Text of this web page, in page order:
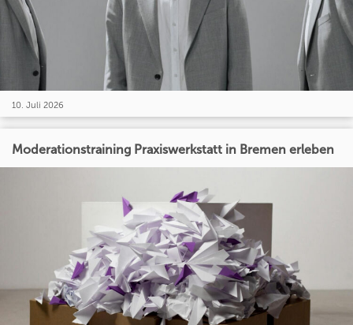
10. Juli 2026
Moderationstraining Praxiswerkstatt in Bremen erleben